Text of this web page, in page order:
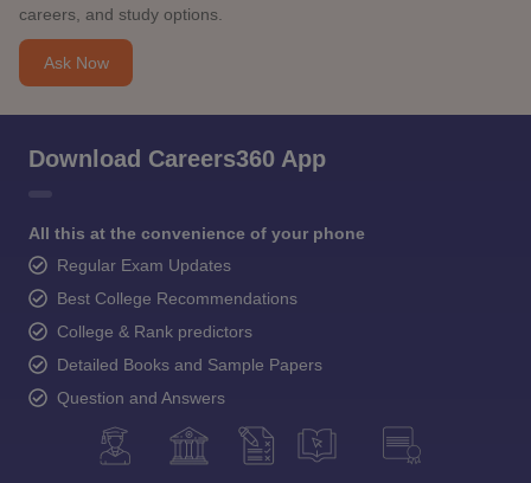
careers, and study options.
Ask Now
Download Careers360 App
All this at the convenience of your phone
Regular Exam Updates
Best College Recommendations
College & Rank predictors
Detailed Books and Sample Papers
Question and Answers